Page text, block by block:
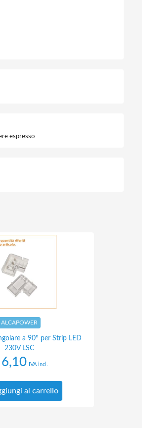
espresso
ALCAPOWER
a 90° per Strip LED
230V LSC
IVA incl.
al carrello